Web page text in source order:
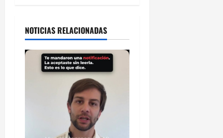
NOTICIAS RELACIONADAS